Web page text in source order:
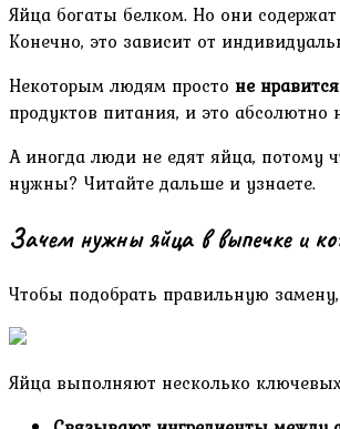
Яйца богаты белком. Но они
Конечно, это зависит от
Некоторым людям просто не
продуктов питания, и это абсолютно
А иногда люди не едят яйца, потому
нужны? Читайте дальше и узнаете.
Зачем нужны яйца в выпечке и
Чтобы подобрать правильную
Яйца выполняют несколько